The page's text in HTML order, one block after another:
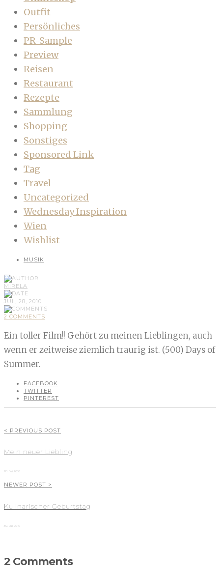
Outfit
Persönliches
PR-Sample
Preview
Reisen
Restaurant
Rezepte
Sammlung
Shopping
Sonstiges
Sponsored Link
Tag
Travel
Uncategorized
Wednesday Inspiration
Wien
Wishlist
MUSIK
MIRELA
JUL, 28, 2010
2 COMMENTS
Ein toller Film!! Gehört zu meinen Lieblingen, auch
wenn er zeitweise ziemlich traurig ist. (500) Days of
Summer.
FACEBOOK
TWITTER
PINTEREST
< PREVIOUS POST
Mein neuer Liebling
28. Juli 2010
NEWER POST >
Kulinarischer Geburtstag
30. Juli 2010
2 Comments